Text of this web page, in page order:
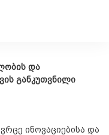
და
განკუთვნილი
ინოვაციებისა და